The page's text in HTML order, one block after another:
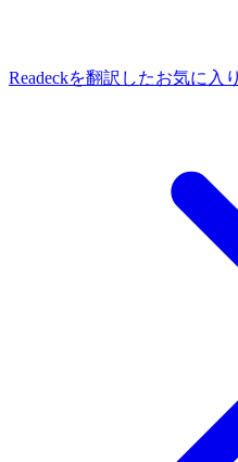
Readeckを翻訳したお気に入